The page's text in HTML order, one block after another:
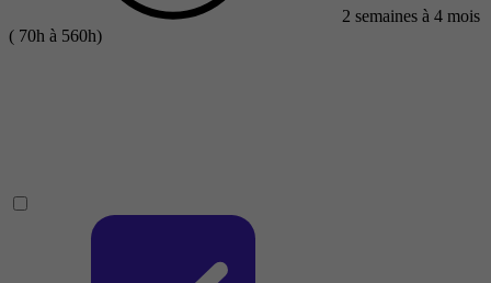
2 semaines à 4 mois
( 70h à 560h)